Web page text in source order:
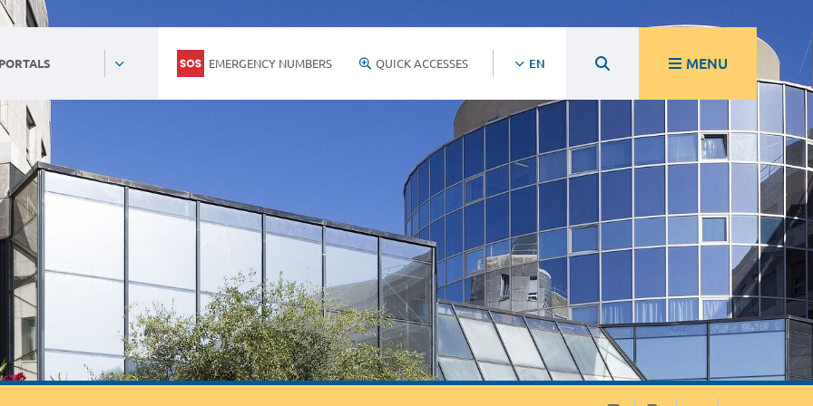
EMERGENCY NUMBERS QUICK ACCESSES EN MENU